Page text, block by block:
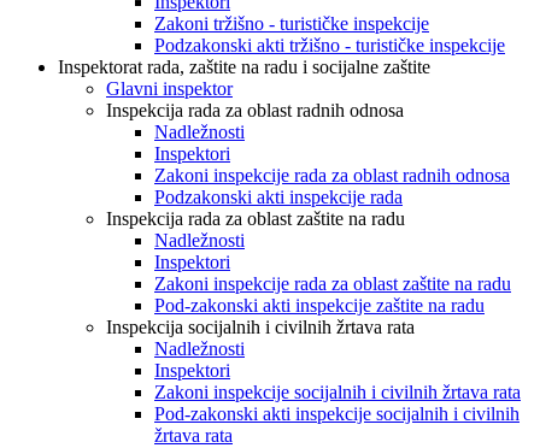
Zakoni tržišno - turističke inspekcije
Podzakonski akti tržišno - turističke inspekcije
Inspektorat rada, zaštite na radu i socijalne zaštite
Glavni inspektor
Inspekcija rada za oblast radnih odnosa
Nadležnosti
Inspektori
Zakoni inspekcije rada za oblast radnih odnosa
Podzakonski akti inspekcije rada
Inspekcija rada za oblast zaštite na radu
Nadležnosti
Inspektori
Zakoni inspekcije rada za oblast zaštite na radu
Pod-zakonski akti inspekcije zaštite na radu
Inspekcija socijalnih i civilnih žrtava rata
Nadležnosti
Inspektori
Zakoni inspekcije socijalnih i civilnih žrtava rata
Pod-zakonski akti inspekcije socijalnih i civilnih
žrtava rata